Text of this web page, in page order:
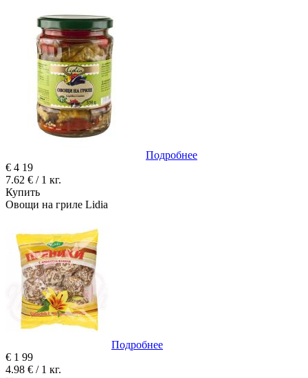
Подробнее
€ 4 19
7.62 € / 1 кг.
Купить
Овощи на гриле Lidia
Подробнее
€ 1 99
4.98 € / 1 кг.